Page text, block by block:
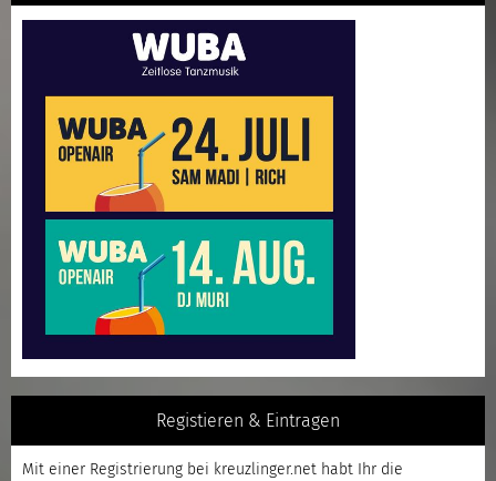
Registieren & Eintragen
Mit einer Registrierung bei kreuzlinger.net habt Ihr die